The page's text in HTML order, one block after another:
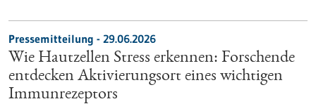
Pressemitteilung - 29.06.2026
Wie Hautzellen Stress erkennen: Forschende
entdecken Aktivierungsort eines wichtigen
Immunrezeptors